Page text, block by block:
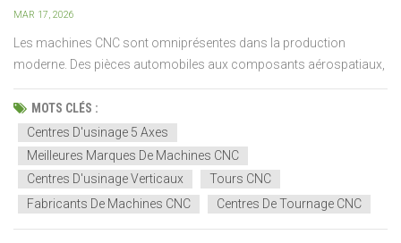
MAR 17, 2026
Les machines CNC sont omniprésentes dans la production
moderne. Des pièces automobiles aux composants aérospatiaux,
elles permettent de découper, de façonner et de produire des pièces
avec une grande précision et une efficacité accrue.Mais voilà le
point essentiel : toutes les marques de machines CN...
MOTS CLÉS :
Centres D'usinage 5 Axes
Meilleures Marques De Machines CNC
Centres D'usinage Verticaux
Tours CNC
Fabricants De Machines CNC
Centres De Tournage CNC